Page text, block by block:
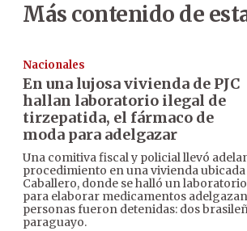
Más contenido de
Nacionales
En una lujosa vivienda de PJC
hallan laboratorio ilegal de
tirzepatida, el fármaco de
moda para adelgazar
Una comitiva fiscal y policial llevó
procedimiento en una vivienda ubicada
Caballero, donde se halló un
para elaborar medicamentos
personas fueron detenidas: dos
paraguayo.